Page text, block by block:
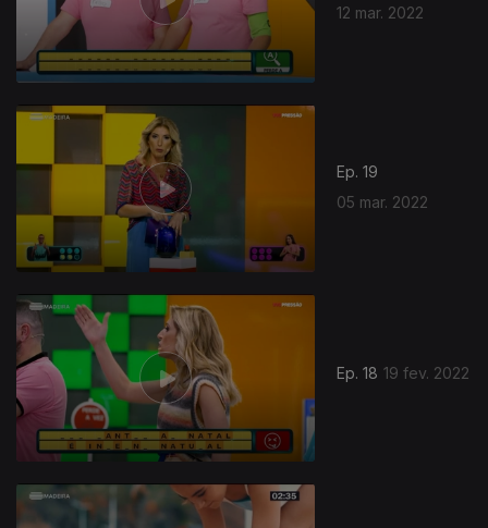
12 mar. 2022
Ep. 19
05 mar. 2022
Ep. 18 19 fev. 2022